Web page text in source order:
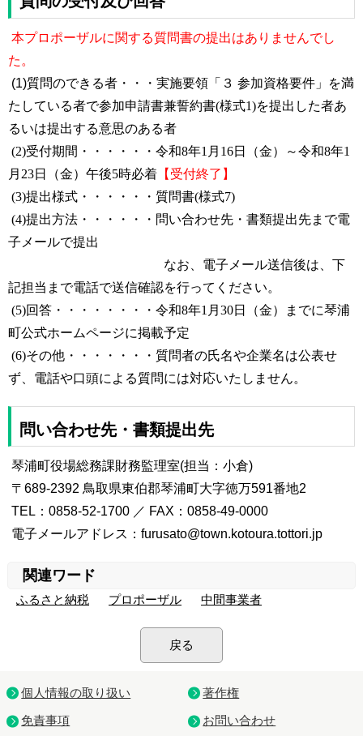
本プロポーザルに関する質問書の提出はありませんでし
た。
(1)質問のできる者・・・ 実施要領「３ 参加資格要件」を満
たしている者で参加申請書兼誓約書(様式1)を提出した者あ
るいは提出する意思のある者
(2)受付期間・・・・・・ 令和8年1月16日（金）～令和8年1
月23日（金）午後5時必着 【受付終了】
(3)提出様式・・・・・・ 質問書(様式7)
(4)提出方法・・・・・・問い合わせ先・書類提出先まで電
子メールで提出
なお、電子メール送信後は、下
記担当 まで電話で送信確認を行ってください。
(5)回答・・・・・・・・ 令和8年1月30日（金）までに琴浦
町公式ホームページに掲載予定
(6)その他・・・・・・・ 質問者の氏名や企業名は公表せ
ず、電話や口頭による質問には対応いたしません。
問い合わせ先・書類提出先
琴浦町役場総務課財務監理室(担当：小倉)
〒689-2392 鳥取県東伯郡琴浦町大字徳万591番地2
TEL：0858-52-1700 ／ FAX：0858-49-0000
電子メールアドレス：furusato@town.kotoura.tottori.jp
関連ワード
ふるさと納税 プロポーザル 中間事業者
戻る
個人情報の取り扱い 著作権
免責事項 お問い合わせ